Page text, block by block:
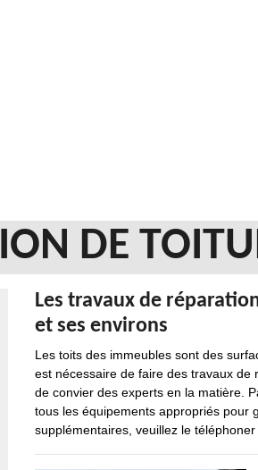
DE
Les travaux de
et ses environs
Les toits des immeubles sont des
est nécessaire de faire des travaux de
de convier des experts en la matière.
tous les équipements appropriés pour
supplémentaires, veuillez le téléphoner